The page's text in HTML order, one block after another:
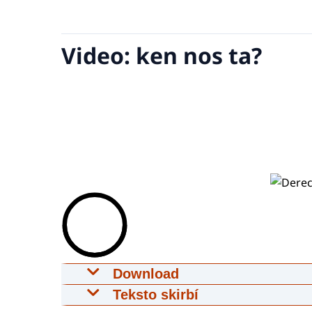
Video: ken nos ta?
Download
Explainer video Instituto Nashonal
07-05-2026 1:23 mp4 124 MB
Teksto skirbí